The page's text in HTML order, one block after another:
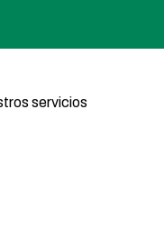
servicios